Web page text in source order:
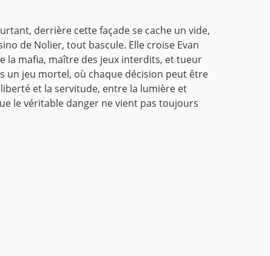
derrière cette façade se cache un vide,
de Nolier, tout bascule. Elle croise Evan
la mafia, maître des jeux interdits, et tueur
un jeu mortel, où chaque décision peut être
et la servitude, entre la lumière et
le véritable danger ne vient pas toujours